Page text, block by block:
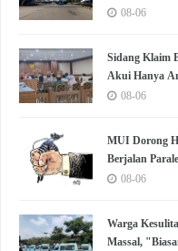
Syuting No Na
08-06
Sidang Klaim
Akui Hanya
Lengkap"
08-06
MUI Dorong
Berjalan
08-06
Warga
Massal,